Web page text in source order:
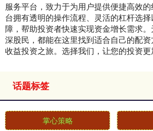
服务平台，致力于为用户提供便捷高效
台拥有透明的操作流程、灵活的杠杆选
障，帮助投资者快速实现资金增长需求
深股民，都能在这里找到适合自己的配
收益投资之旅。选择我们，让您的投资更
话题标签
掌心策略